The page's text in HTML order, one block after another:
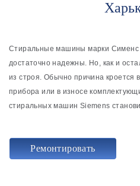
Стиральные машины марки Сименс
достаточно надежны. Но, как и
из строя. Обычно причина кроется
прибора или в износе
стиральных машин Siemens
Ремонтировать